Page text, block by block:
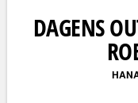
DAGENS